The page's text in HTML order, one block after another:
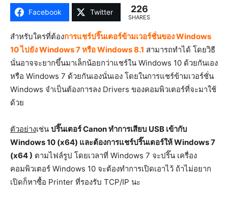
Facebook Twitter 226
SHARES
สำหรับใครที่ต้องการแชร์ปริ๊นเตอร์ข้ามเวอร์ชั่นของ Windows
10 ไปยัง Windows 7 หรือ Windows 8.1 สามารถทำได้ โดยวิธี
นั่นอาจจะยากขึ้นมาเล็กน้อยกว่าแชร์ใน Windows 10 ด้วยกันเอง
หรือ Windows 7 ด้วยกันเองนั่นเอง โดยในการแชร์ข้ามเวอร์ชั่น
Windows จำเป็นต้องการลง Drivers ของคอมพิวเตอร์ที่จะมาใช้
ด้วย
ตัวอย่างเช่น ปริ๊นเตอร์ Canon ทำการเสียบ USB เข้ากับ
Windows 10 (x64) และต้องการแชร์ปริ๊นเตอร์ให้ Windows 7
(x64 ) ตามไฟล์รูป โดยเวลาที่ Windows 7 จะปริ๊น เครื่อง
คอมพิวเตอร์ Windows 10 จะต้องทำการเปิดเอาไว้ ถ้าไม่อยาก
เปิดก็หาซื้อ Printer ที่รองรับ TCP/IP นะ